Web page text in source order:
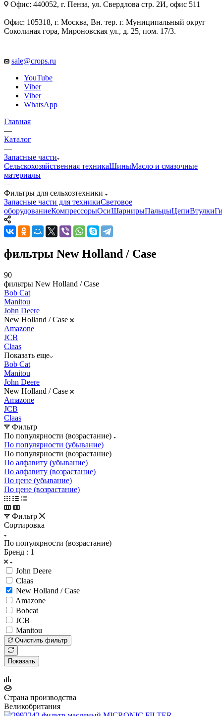
Офис: 440052, г. Пенза, ул. Свердлова стр. 2И, офис 511
Офис: 105318, г. Москва, Вн. тер. г. Муниципальный округ
Соколиная гора, Мироновская ул., д. 25, пом. 17/3.
sale@crops.ru
YouTube
Viber
Viber
WhatsApp
Главная
—
Каталог
—
Запасные части
Сельскохозяйственная техникаШиныМасло и смазочные
материалы
—
Фильтры для сельхозтехники
Запасные части для техникиСветовое
оборудованиеКомпрессорыОсиШарнирыПальцыЦепиВтулки
фильтры New Holland / Case
90
фильтры New Holland / Case
Bob Cat
Manitou
John Deere
New Holland / Case
Amazone
JCB
Claas
Показать еще
Bob Cat
Manitou
John Deere
New Holland / Case
Amazone
JCB
Claas
Фильтр
По популярности (возрастание)
По популярности (убывание)
По популярности (возрастание)
По алфавиту (убывание)
По алфавиту (возрастание)
По цене (убывание)
По цене (возрастание)
Фильтр
Сортировка
По популярности (возрастание)
Бренд : 1
John Deere
Claas
New Holland / Case
Amazone
Bobcat
JCB
Manitou
Очистить фильтр
Показать
Страна производства
Великобритания